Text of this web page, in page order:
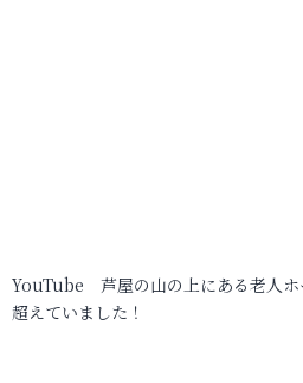
YouTube 芦屋の山の上にある老人ホ
超えていました！